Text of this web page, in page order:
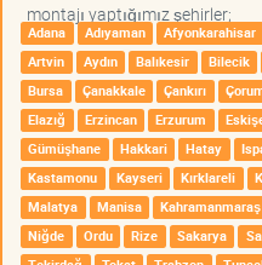
montajı yaptığımız şehirler;
Adana Adıyaman Afyonkarahisar
Artvin
Aydın Balıkesir Bilecik
Bursa
Çanakkale Çankırı
Elazığ
Erzincan Erzurum
Gümüşhane
Hakkari Hatay
Kastamonu
Kayseri Kırklareli
Malatya
Manisa Kahramanmaraş
Niğde
Ordu Rize Sakarya